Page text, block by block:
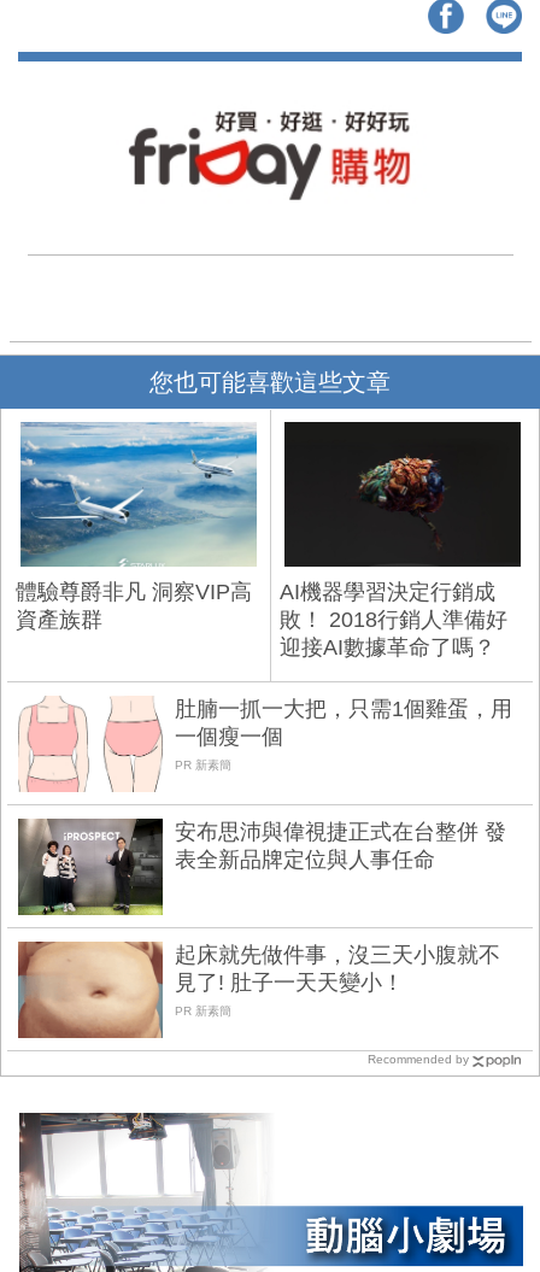
您也可能喜歡這些文章
體驗尊爵非凡 洞察VIP高
資產族群
AI機器學習決定行銷成
敗！ 2018行銷人準備好
迎接AI數據革命了嗎？
肚腩一抓一大把，只需1個雞蛋，用
一個瘦一個
PR 新素簡
安布思沛與偉視捷正式在台整併 發
表全新品牌定位與人事任命
起床就先做件事，沒三天小腹就不
見了! 肚子一天天變小！
PR 新素簡
Recommended by